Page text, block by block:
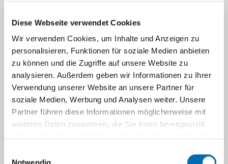
Diese Webseite verwendet Cookies
Wir verwenden Cookies, um Inhalte und Anzeigen zu
personalisieren, Funktionen für soziale Medien anbieten
zu können und die Zugriffe auf unsere Website zu
analysieren. Außerdem geben wir Informationen zu Ihrer
Verwendung unserer Website an unsere Partner für
soziale Medien, Werbung und Analysen weiter. Unsere
Partner führen diese Informationen möglicherweise mit
weiteren Daten zusammen, die Sie ihnen bereitgestellt
Notwendig
Seminare und Kommunikation am
CIO Düsseldorf